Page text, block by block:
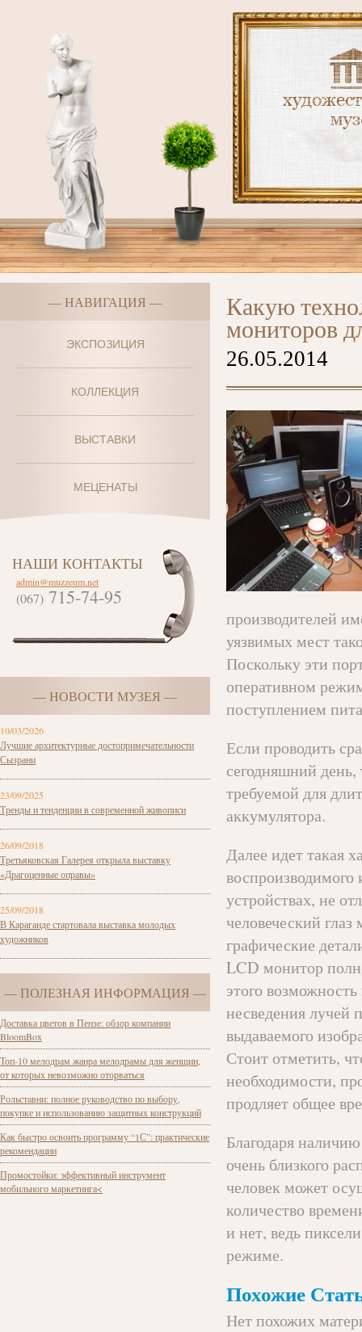
— НАВИГАЦИЯ —
ЭКСПОЗИЦИЯ
КОЛЛЕКЦИЯ
ВЫСТАВКИ
МЕЦЕНАТЫ
НАШИ КОНТАКТЫ
admin@muzzeum.net
(067) 715-74-95
— НОВОСТИ МУЗЕЯ —
10/03/2026
Лучшие архитектурные достопримечательности
Сызрани
23/09/2025
Тренды и тенденции в современной живописи
26/09/2018
Третьяковская Галерея открыла выставку
«Драгоценные оправы»
25/09/2018
В Караганде стартовала выставка молодых
художников
— ПОЛЕЗНАЯ ИНФОРМАЦИЯ —
Доставка цветов в Пензе: обзор компании
BloomBox
Топ-10 мелодрам жанра мелодрамы для женщин,
от которых невозможно оторваться
Рольставни: полное руководство по выбору,
покупке и использованию защитных конструкций
Как быстро освоить программу “1С”: практические
рекомендации
Промостойки: эффективный инструмент
мобильного маркетинга<
Какую
мониторов
26.05.2014
производителей
уязвимых мест
Поскольку эти
оперативном
поступлением
Если проводить
сегодняшний
требуемой для
аккумулятора.
Далее идет такая
устройствах, не
человеческий
графические
LCD монитор
этого
несведения лучей
выдаваемого
Стоит отметить,
необходимости,
продляет общее
Благодаря
очень близкого
человек может
количество
и нет, ведь
режиме.
Похожие
Нет похожих